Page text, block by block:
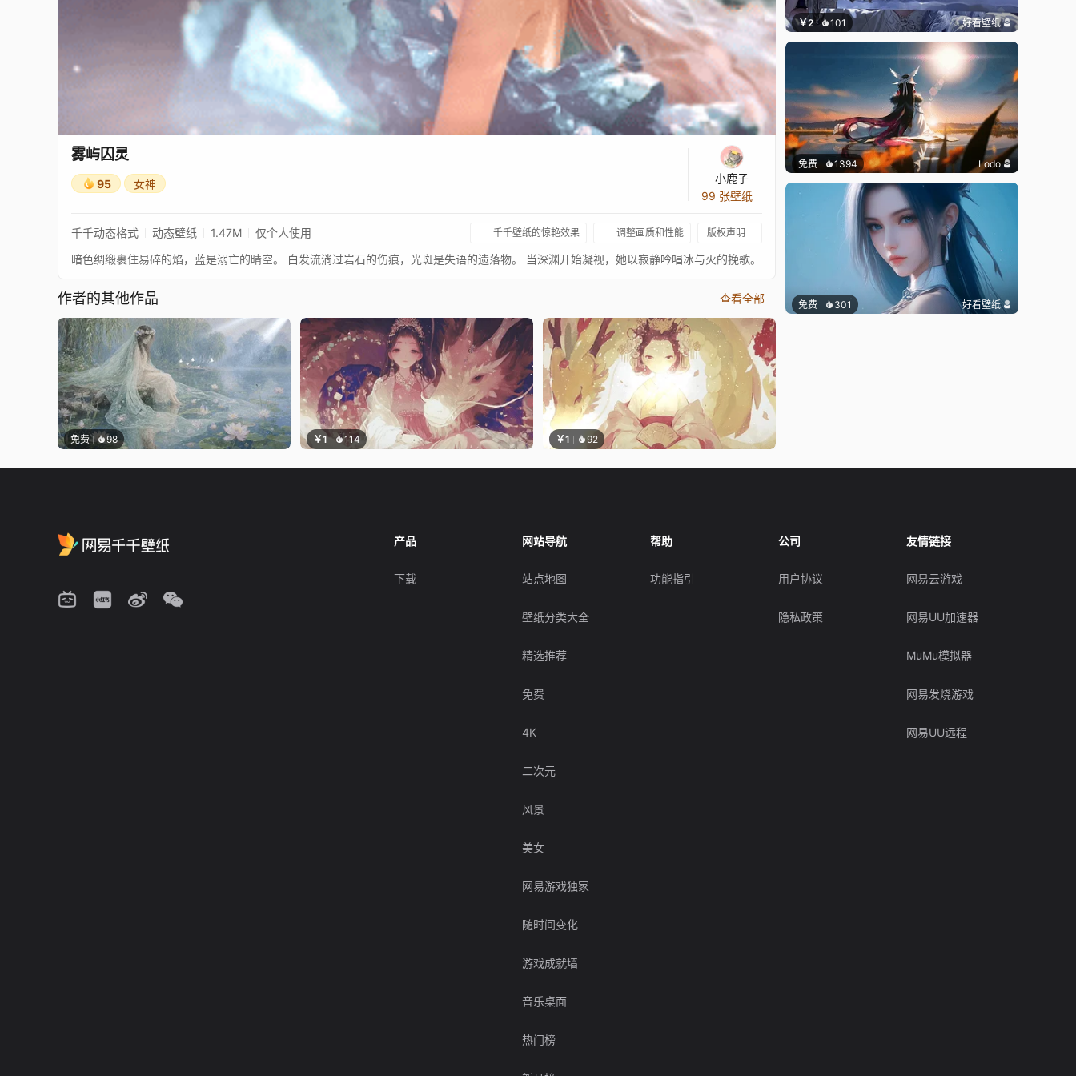
​​雾屿囚灵​​
95 女神
小鹿子
99 张壁纸
千千动态格式 动态壁纸 1.47M 仅个人使用 千千壁纸的惊艳效果 调整画质和性能 版权声明
暗色绸缎裹住易碎的焰，蓝是溺亡的晴空。 白发流淌过岩石的伤痕，光斑是失语的遗落物。 当深渊开始凝视，她以寂静吟唱冰与火的挽歌。
作者的其他作品 查看全部
免费 98 ￥1 114 ￥1 92
￥2 101 好看壁纸
免费 1394 Lodo
免费 301 好看壁纸
产品
下载
网站导航
站点地图
壁纸分类大全
精选推荐
免费
4K
二次元
风景
美女
网易游戏独家
随时间变化
游戏成就墙
音乐桌面
热门榜
帮助
功能指引
公司
用户协议
隐私政策
友情链接
网易云游戏
网易UU加速器
MuMu模拟器
网易发烧游戏
网易UU远程